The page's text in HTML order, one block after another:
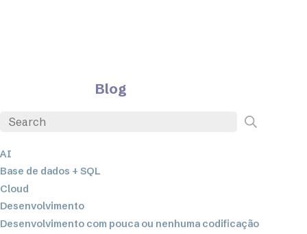
Blog
AI
Base de dados + SQL
Cloud
Desenvolvimento
Desenvolvimento com pouca ou nenhuma codificação